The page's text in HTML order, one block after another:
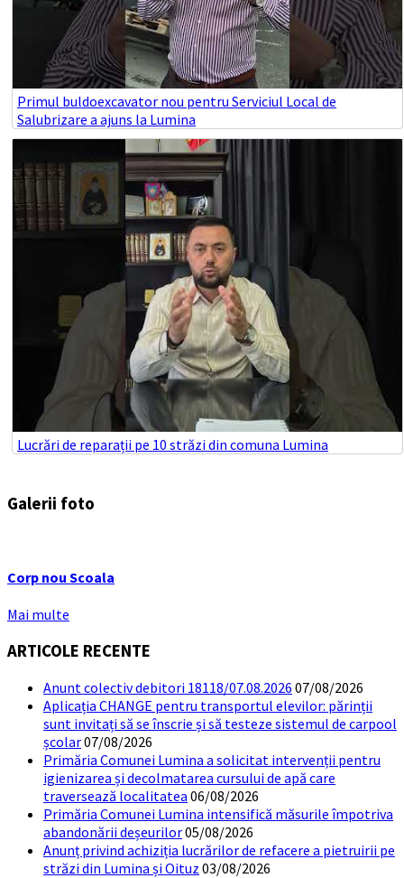
Primul buldoexcavator nou pentru Serviciul Local de
Salubrizare a ajuns la Lumina
Lucrări de reparații pe 10 străzi din comuna Lumina
Galerii foto
Corp nou Scoala
Mai multe
ARTICOLE RECENTE
Anunt colectiv debitori 18118/07.08.2026 07/08/2026
Aplicația CHANGE pentru transportul elevilor: părinții
sunt invitați să se înscrie și să testeze sistemul de carpool
școlar07/08/2026
Primăria Comunei Lumina a solicitat intervenții pentru
igienizarea și decolmatarea cursului de apă care
traversează localitatea 06/08/2026
Primăria Comunei Lumina intensifică măsurile împotriva
abandonării deșeurilor05/08/2026
Anunț privind achiziția lucrărilor de refacere a pietruirii pe
străzi din Lumina și Oituz 03/08/2026